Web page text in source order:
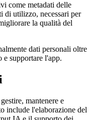
come metadati delle
di utilizzo, necessari per
la qualità del
dati personali oltre
e supportare l'app.
mantenere e
include l'elaborazione del